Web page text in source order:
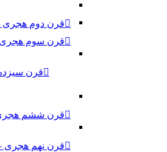
قرن دوم هجری – ۹۷ الی ۱۹۴
قرن سوم هجری – ۱۹۴ الی ۲۹۱
قرن ششم هجری – ۴۸۵ الی
قرن نهم هجری – ۷۷۶ الی ۸۷۳